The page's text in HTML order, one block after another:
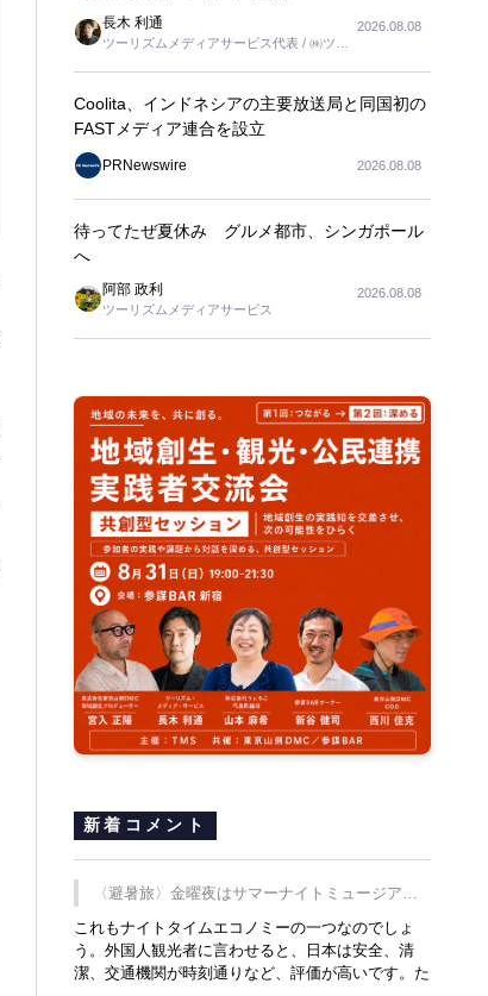
長木 利通
ツーリズムメディアサービス代表 / ㈱ツー
2026.08.08
Coolita、インドネシアの主要放送局と同国初の
FASTメディア連合を設立
PRNewswire 2026.08.08
待ってたぜ夏休み グルメ都市、シンガポール
へ
阿部 政利
ツーリズムメディアサービス
2026.08.08
新着コメント
〈避暑旅〉金曜夜はサマーナイトミュージア
ム、都立6施設で
これもナイトタイムエコノミーの一つなのでしょ
う。外国人観光者に言わせると、日本は安全、清
潔、交通機関が時刻通りなど、評価が高いです。た